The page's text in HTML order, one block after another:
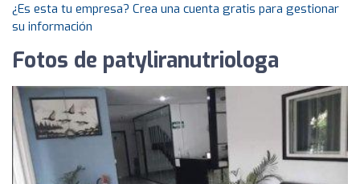
¿Es esta tu empresa? Crea una cuenta gratis para gestionar
su información
Fotos de patyliranutriologa